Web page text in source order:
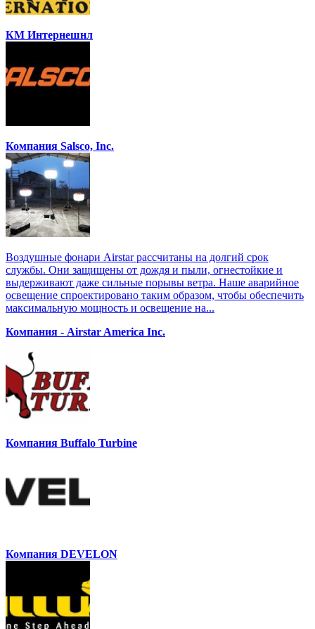
КМ Интернешнл
Компания Salsco, Inc.
Воздушные фонари Airstar рассчитаны на долгий срок
службы. Они защищены от дождя и пыли, огнестойкие и
выдерживают даже сильные порывы ветра. Наше аварийное
освещение спроектировано таким образом, чтобы обеспечить
максимальную мощность и освещение на...
Компания - Airstar America Inc.
Компания Buffalo Turbine
Компания DEVELON